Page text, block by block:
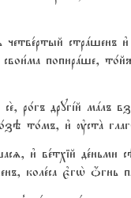
четве1ртый
попирaше,
ро1гъ другjй мaлъ
то1мъ, и3 ўстA
и3 ве1тхій де1ньми
коле1са є3гw2 џгнь